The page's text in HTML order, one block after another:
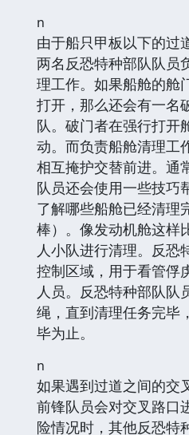
n
由于船只甲板以下的过
两名反恐特种部队队员
理工作。如果船舱的舱
打开，那么还会有一名
队。破门者在强行打开
动。而负责船舱清理工
相互掩护交替前进。通
队员还会使用一些技巧
了解哪些船舱已经清理
棒）。像发动机舱这样
人小队进行清理。反恐
控制区域，用于看管俘
人员。反恐特种部队队
绳，直到清理任务完毕
毕为止。
n
如果遇到过道之间的交
前锋队员会对交叉路口
险情况时，其他反恐特